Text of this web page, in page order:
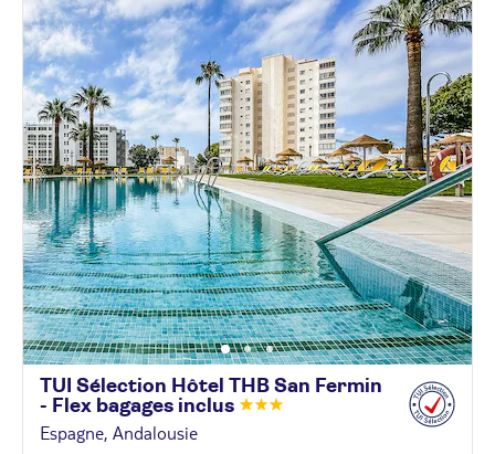
TUI Sélection Hôtel THB San Fermin
- Flex bagages inclus
Espagne, Andalousie